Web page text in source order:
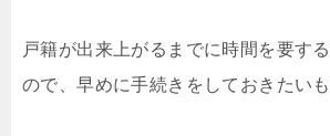
戸籍が出来上がるまでに時間を要す
ので、早めに手続きをしておきたいも